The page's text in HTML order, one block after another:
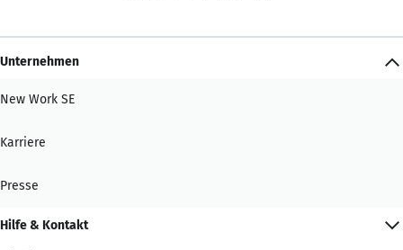
Unternehmen
New Work SE
Karriere
Presse
Hilfe & Kontakt